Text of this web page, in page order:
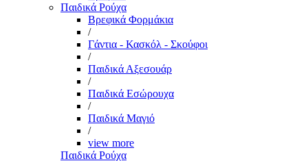
Παιδικά Ρούχα
Βρεφικά Φορμάκια
/
Γάντια - Κασκόλ - Σκούφοι
/
Παιδικά Αξεσουάρ
/
Παιδικά Εσώρουχα
/
Παιδικά Μαγιό
/
view more
Παιδικά Ρούχα